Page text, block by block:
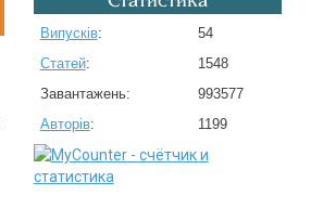
Випусків:
54
Статей:
1548
Завантажень:
993577
Авторів: 1199